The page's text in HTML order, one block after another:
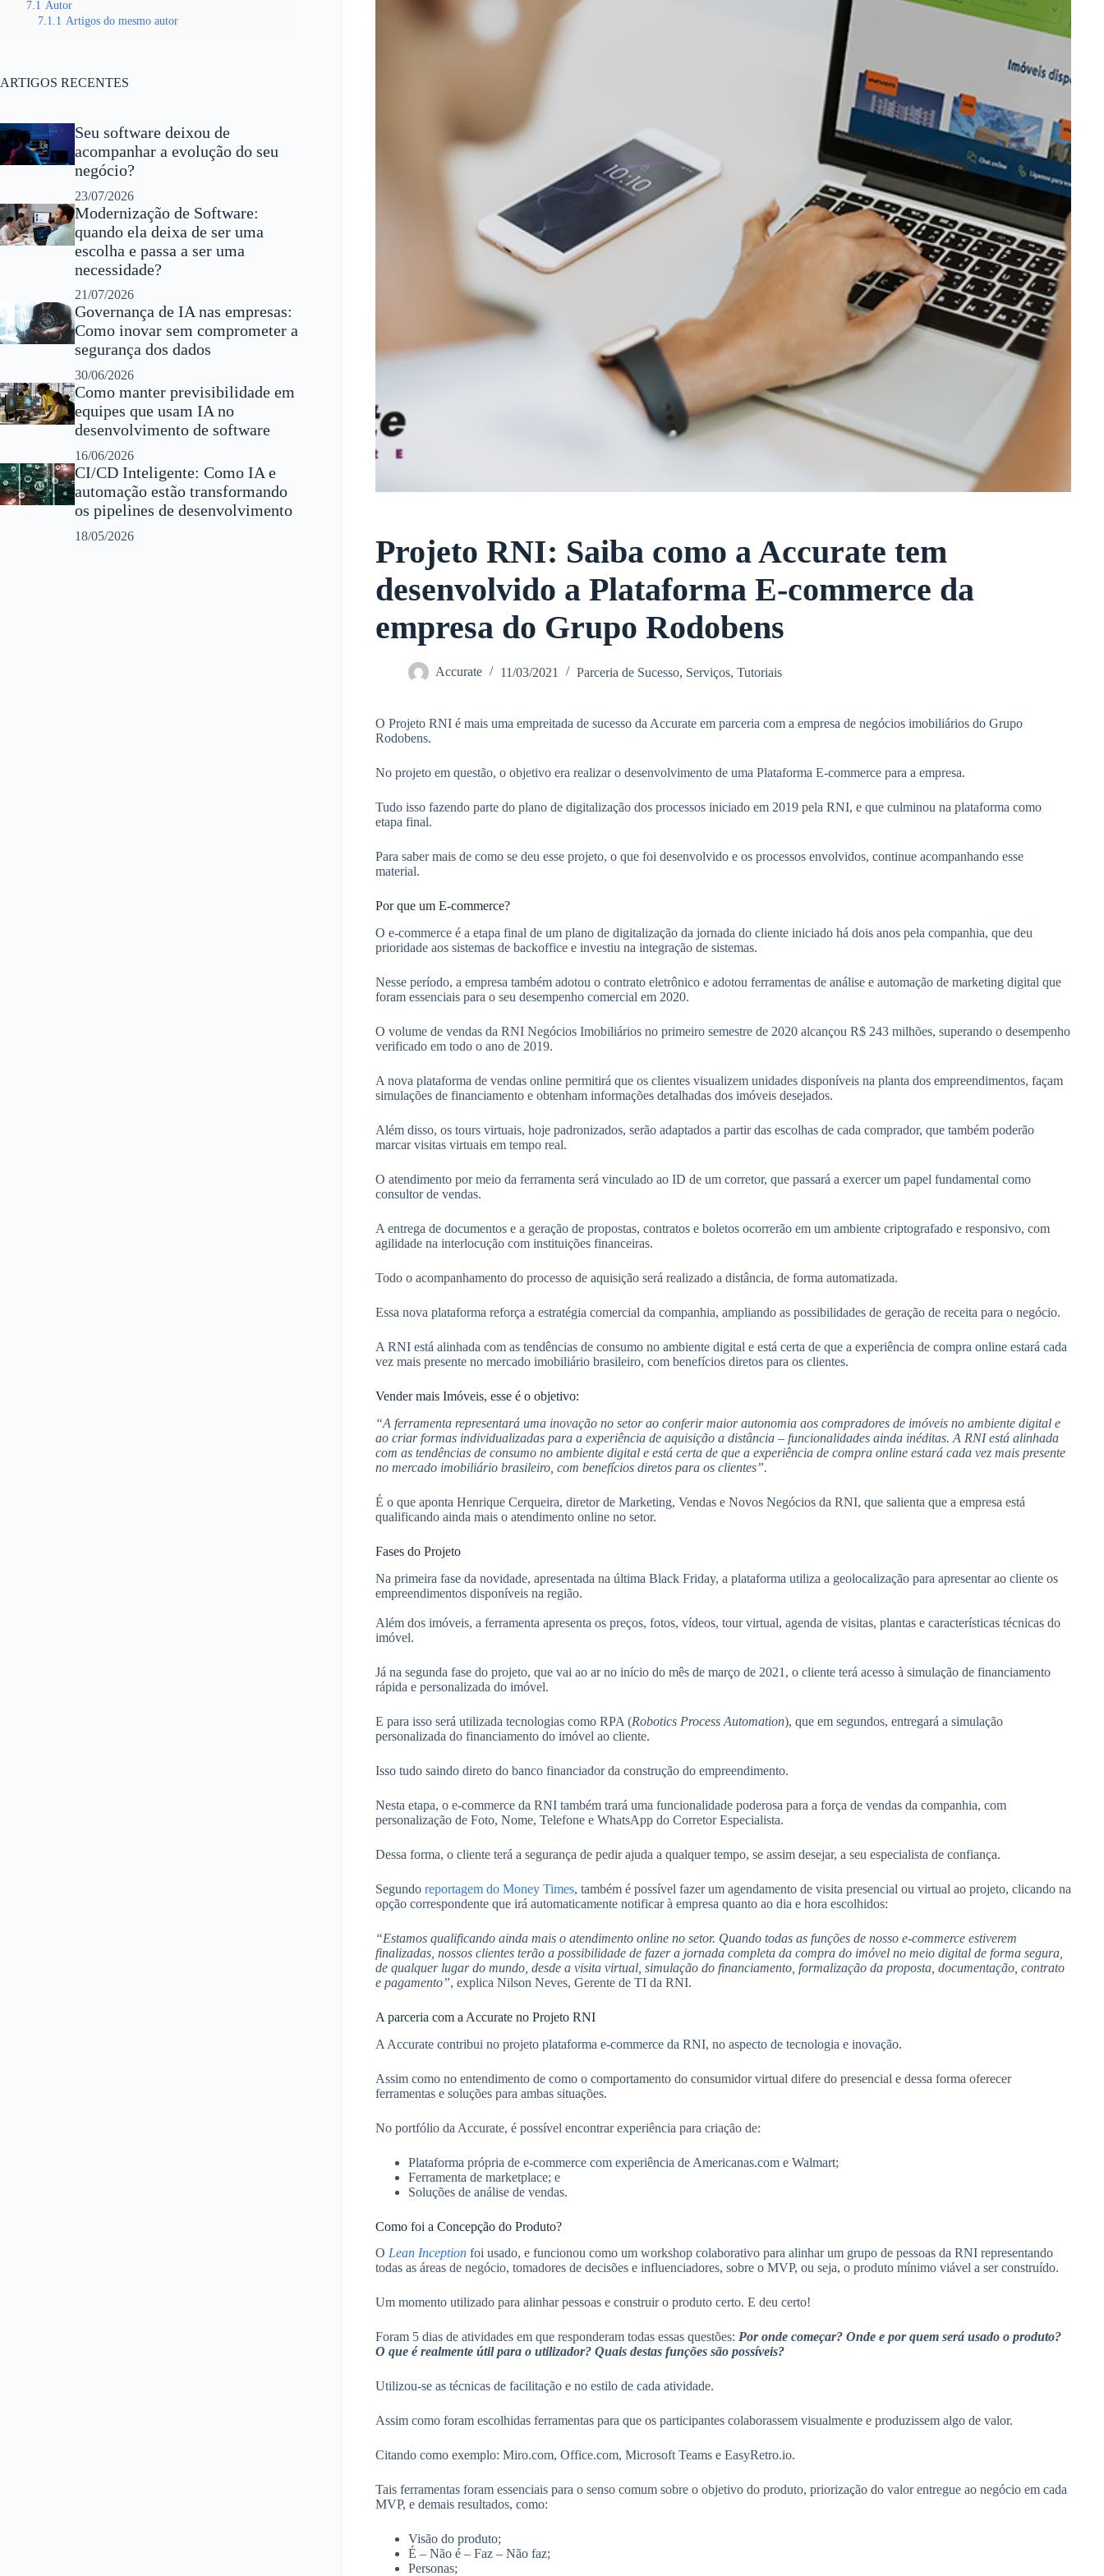
Projeto RNI: Saiba como a Accurate tem
desenvolvido a Plataforma E-commerce da
empresa do Grupo Rodobens
Accurate 11/03/2021 Parceria de Sucesso, Serviços, Tutoriais
O Projeto RNI é mais uma empreitada de sucesso da Accurate em parceria com a empresa de negócios imobiliários do Grupo
Rodobens.
No projeto em questão, o objetivo era realizar o desenvolvimento de uma Plataforma E-commerce para a empresa.
Tudo isso fazendo parte do plano de digitalização dos processos iniciado em 2019 pela RNI, e que culminou na plataforma como
etapa final.
Para saber mais de como se deu esse projeto, o que foi desenvolvido e os processos envolvidos, continue acompanhando esse
material.
Por que um E-commerce?
O e-commerce é a etapa final de um plano de digitalização da jornada do cliente iniciado há dois anos pela companhia, que deu
prioridade aos sistemas de backoffice e investiu na integração de sistemas.
Nesse período, a empresa também adotou o contrato eletrônico e adotou ferramentas de análise e automação de marketing digital que
foram essenciais para o seu desempenho comercial em 2020.
O volume de vendas da RNI Negócios Imobiliários no primeiro semestre de 2020 alcançou R$ 243 milhões, superando o desempenho
verificado em todo o ano de 2019.
A nova plataforma de vendas online permitirá que os clientes visualizem unidades disponíveis na planta dos empreendimentos, façam
simulações de financiamento e obtenham informações detalhadas dos imóveis desejados.
Além disso, os tours virtuais, hoje padronizados, serão adaptados a partir das escolhas de cada comprador, que também poderão
marcar visitas virtuais em tempo real.
O atendimento por meio da ferramenta será vinculado ao ID de um corretor, que passará a exercer um papel fundamental como
consultor de vendas.
A entrega de documentos e a geração de propostas, contratos e boletos ocorrerão em um ambiente criptografado e responsivo, com
agilidade na interlocução com instituições financeiras.
Todo o acompanhamento do processo de aquisição será realizado a distância, de forma automatizada.
Essa nova plataforma reforça a estratégia comercial da companhia, ampliando as possibilidades de geração de receita para o negócio.
A RNI está alinhada com as tendências de consumo no ambiente digital e está certa de que a experiência de compra online estará cada
vez mais presente no mercado imobiliário brasileiro, com benefícios diretos para os clientes.
Vender mais Imóveis, esse é o objetivo:
“A ferramenta representará uma inovação no setor ao conferir maior autonomia aos compradores de imóveis no ambiente digital e
ao criar formas individualizadas para a experiência de aquisição a distância – funcionalidades ainda inéditas. A RNI está alinhada
com as tendências de consumo no ambiente digital e está certa de que a experiência de compra online estará cada vez mais presente
no mercado imobiliário brasileiro, com benefícios diretos para os clientes”.
É o que aponta Henrique Cerqueira, diretor de Marketing, Vendas e Novos Negócios da RNI, que salienta que a empresa está
qualificando ainda mais o atendimento online no setor.
Fases do Projeto
Na primeira fase da novidade, apresentada na última Black Friday, a plataforma utiliza a geolocalização para apresentar ao cliente os
empreendimentos disponíveis na região.
Além dos imóveis, a ferramenta apresenta os preços, fotos, vídeos, tour virtual, agenda de visitas, plantas e características técnicas do
imóvel.
Já na segunda fase do projeto, que vai ao ar no início do mês de março de 2021, o cliente terá acesso à simulação de financiamento
rápida e personalizada do imóvel.
E para isso será utilizada tecnologias como RPA (Robotics Process Automation), que em segundos, entregará a simulação
personalizada do financiamento do imóvel ao cliente.
Isso tudo saindo direto do banco financiador da construção do empreendimento.
Nesta etapa, o e-commerce da RNI também trará uma funcionalidade poderosa para a força de vendas da companhia, com
personalização de Foto, Nome, Telefone e WhatsApp do Corretor Especialista.
Dessa forma, o cliente terá a segurança de pedir ajuda a qualquer tempo, se assim desejar, a seu especialista de confiança.
Segundo reportagem do Money Times, também é possível fazer um agendamento de visita presencial ou virtual ao projeto, clicando na
opção correspondente que irá automaticamente notificar à empresa quanto ao dia e hora escolhidos:
“Estamos qualificando ainda mais o atendimento online no setor. Quando todas as funções de nosso e-commerce estiverem
finalizadas, nossos clientes terão a possibilidade de fazer a jornada completa da compra do imóvel no meio digital de forma segura,
de qualquer lugar do mundo, desde a visita virtual, simulação do financiamento, formalização da proposta, documentação, contrato
e pagamento”, explica Nilson Neves, Gerente de TI da RNI.
A parceria com a Accurate no Projeto RNI
A Accurate contribui no projeto plataforma e-commerce da RNI, no aspecto de tecnologia e inovação.
Assim como no entendimento de como o comportamento do consumidor virtual difere do presencial e dessa forma oferecer
ferramentas e soluções para ambas situações.
No portfólio da Accurate, é possível encontrar experiência para criação de:
Plataforma própria de e-commerce com experiência de Americanas.com e Walmart;
Ferramenta de marketplace; e
Soluções de análise de vendas.
Como foi a Concepção do Produto?
O Lean Inceptionfoi usado, e funcionou como um workshop colaborativo para alinhar um grupo de pessoas da RNI representando
todas as áreas de negócio, tomadores de decisões e influenciadores, sobre o MVP, ou seja, o produto mínimo viável a ser construído.
Um momento utilizado para alinhar pessoas e construir o produto certo. E deu certo!
Foram 5 dias de atividades em que responderam todas essas questões: Por onde começar? Onde e por quem será usado o produto?
O que é realmente útil para o utilizador? Quais destas funções são possíveis?
Utilizou-se as técnicas de facilitação e no estilo de cada atividade.
Assim como foram escolhidas ferramentas para que os participantes colaborassem visualmente e produzissem algo de valor.
Citando como exemplo: Miro.com, Office.com, Microsoft Teams e EasyRetro.io.
Tais ferramentas foram essenciais para o senso comum sobre o objetivo do produto, priorização do valor entregue ao negócio em cada
MVP, e demais resultados, como:
Visão do produto;
É – Não é – Faz – Não faz;
Personas;
7.1 Autor
7.1.1 Artigos do mesmo autor
ARTIGOS RECENTES
Seu software deixou de
acompanhar a evolução do seu
negócio?
23/07/2026
Modernização de Software:
quando ela deixa de ser uma
escolha e passa a ser uma
necessidade?
21/07/2026
Governança de IA nas empresas:
Como inovar sem comprometer a
segurança dos dados
30/06/2026
Como manter previsibilidade em
equipes que usam IA no
desenvolvimento de software
16/06/2026
CI/CD Inteligente: Como IA e
automação estão transformando
os pipelines de desenvolvimento
18/05/2026